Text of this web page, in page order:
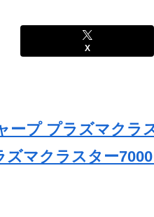
X
ープ プラズマクラ
ズマクラスター